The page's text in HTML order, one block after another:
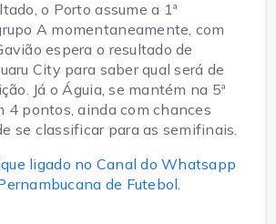
o Porto assume a 1ª
A momentaneamente, com
espera o resultado de
City para saber qual será de
Já o Águia, se mantém na 5ª
4 pontos, ainda com chances
se classificar para as semifinais.
ligado no Canal do Whatsapp
de Futebol.